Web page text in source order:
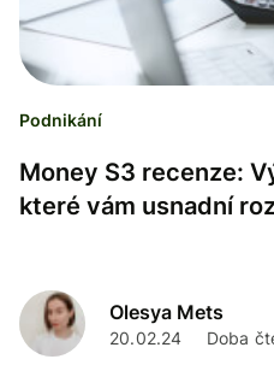
Podnikání
Money S3 recenze:
které vám usnadní
Olesya Mets
20.02.24 Doba